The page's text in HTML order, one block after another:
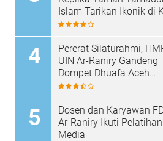
Islam Tarikan Ikonik di
Terengganu, Malaysia
Pererat Silaturahmi,
UIN Ar-Raniry Gandeng
Dompet Dhuafa Aceh
Sukseskan
Dosen dan Karyawan
Ar-Raniry Ikuti
Media